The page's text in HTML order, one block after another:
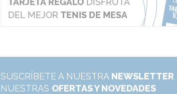
SUSCRÍBETE A NUESTRA NEWSLETTER
NUESTRAS OFERTAS Y NOVEDADES